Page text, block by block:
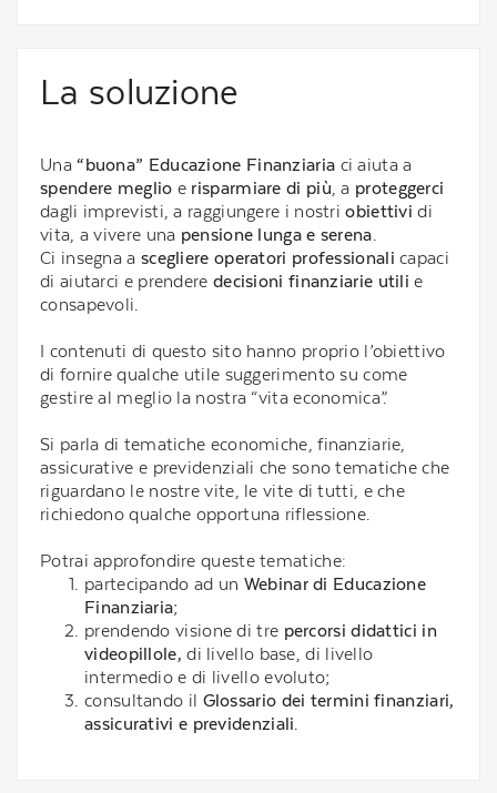
La soluzione
Una“buona” Educazione Finanziaria ci aiuta a
spendere meglio e risparmiare di più, a proteggerci
dagli imprevisti, a raggiungere i nostriobiettivi di
vita, a vivere una pensione lunga e serena.
Ci insegna a scegliere operatori professionali capaci
di aiutarci e prendere decisioni finanziarie utili e
consapevoli.
I contenuti di questo sito hanno proprio l’obiettivo
di fornire qualche utile suggerimento su come
gestire al meglio la nostra “vita economica”.
Si parla di tematiche economiche, finanziarie,
assicurative e previdenziali che sono tematiche che
riguardano le nostre vite, le vite di tutti, e che
richiedono qualche opportuna riflessione.
Potrai approfondire queste tematiche:
partecipando ad un Webinar di Educazione
Finanziaria;
prendendo visione di tre percorsi didattici in
videopillole, di livello base, di livello
intermedio e di livello evoluto;
consultando il Glossario dei termini finanziari,
assicurativi e previdenziali.